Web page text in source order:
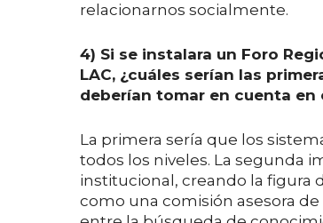
relacionarnos socialmente.
4) Si se instalara un Foro
LAC, ¿cuáles serían las
deberían tomar en cuenta
La primera sería que los
todos los niveles. La segunda
institucional, creando la figura
como una comisión asesora